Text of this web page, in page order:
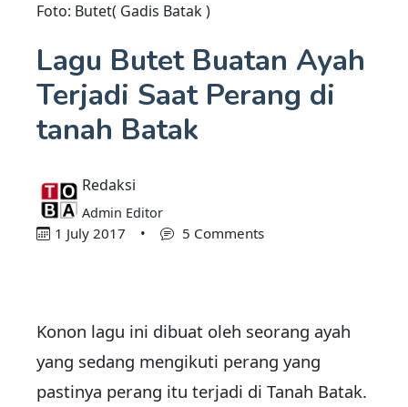
Foto: Butet( Gadis Batak )
Lagu Butet Buatan Ayah
Terjadi Saat Perang di
tanah Batak
Redaksi
Admin Editor
1 July 2017 • 5 Comments
Konon lagu ini dibuat oleh seorang ayah
yang sedang mengikuti perang yang
pastinya perang itu terjadi di Tanah Batak.